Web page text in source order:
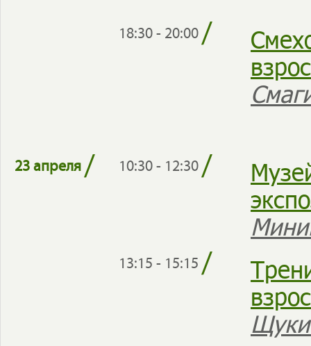
18:30 - 20:00/
23 апреля/ 10:30 - 12:30/
13:15 - 15:15 /